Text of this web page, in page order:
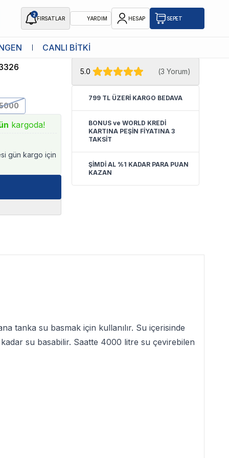
2
FIRSATLAR YARDIM HESAP SEPET
CANLI BİTKİ
H
kargoda!
gün kargo için
★ Atakan Petshop,
satıcısıdır.
5.0 (3 Yorum)
799 TL ÜZERİ KARGO BEDAVA
BONUS ve WORLD KREDİ
KARTINA PEŞİN FİYATINA 3
TAKSİT
ŞİMDİ AL %1 KADAR PARA PUAN
KAZAN
tanka su basmak için kullanılır. Su içerisinde
su basabilir. Saatte 4000 litre su çevirebilen